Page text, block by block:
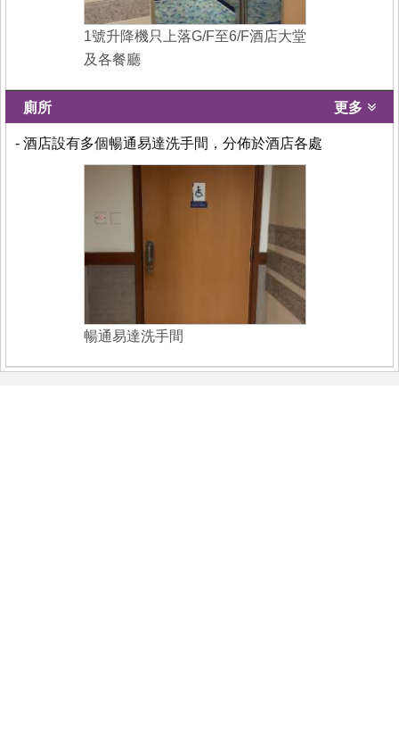
1號升降機只上落G/F至6/F酒店大堂
及各餐廳
廁所 更多
- 酒店設有多個暢通易達洗手間，分佈於酒店各處
暢通易達洗手間